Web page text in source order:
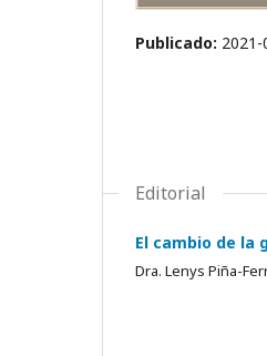
Publicado: 2021-
Editorial
El cambio de la
Dra. Lenys Piña-